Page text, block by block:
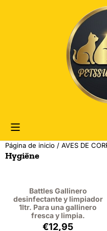
Las preferencias de cookies
Página de inicio / AVES DE
Hygiëne
Battles Gallinero
desinfectante y limpiador
1ltr. Para una gallinero
fresca y limpia.
Precio: 12,95,
€12,95